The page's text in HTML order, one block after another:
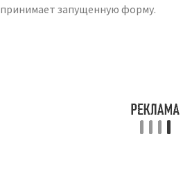
принимает запущенную форму.